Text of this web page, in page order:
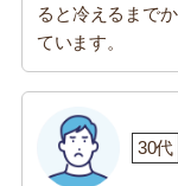
ると冷えるまで
ています。
30代